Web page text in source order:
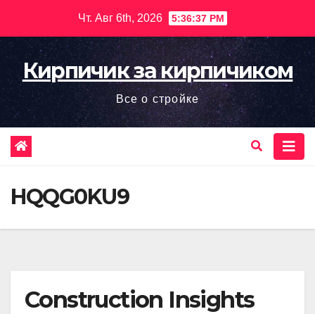
содержимому
Чт. Авг 6th, 2026 5:36:39 PM
Кирпичик за кирпичиком
Все о стройке
HQQG0KU9
Construction Insights